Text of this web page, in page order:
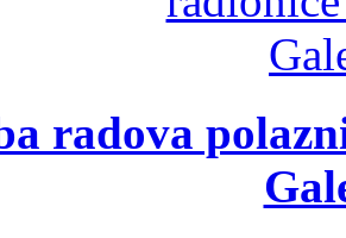
radova